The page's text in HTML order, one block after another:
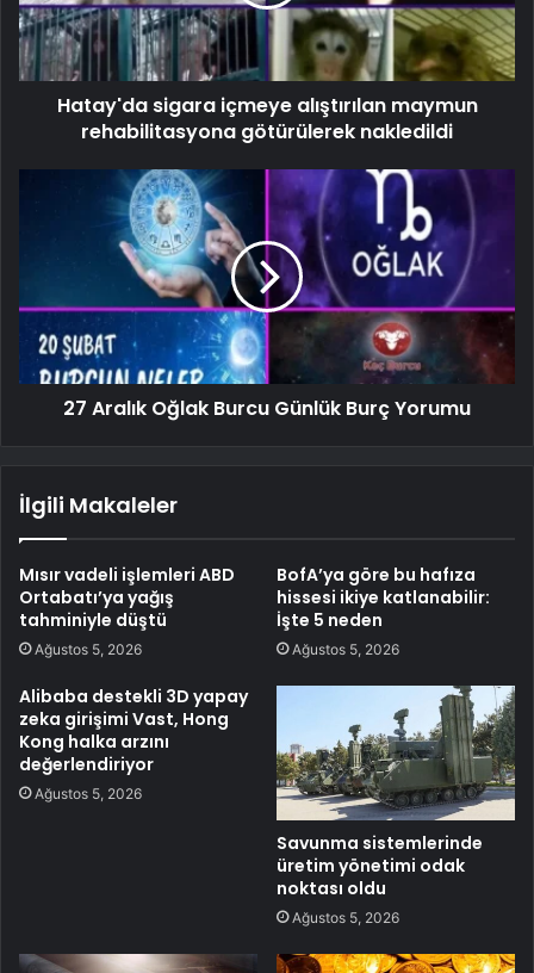
Hatay'da sigara içmeye alıştırılan maymun
rehabilitasyona götürülerek nakledildi
27 Aralık Oğlak Burcu Günlük Burç Yorumu
İlgili Makaleler
Mısır vadeli işlemleri ABD
Ortabatı’ya yağış
tahminiyle düştü
Ağustos 5, 2026
BofA’ya göre bu hafıza
hissesi ikiye katlanabilir:
İşte 5 neden
Ağustos 5, 2026
Alibaba destekli 3D yapay
zeka girişimi Vast, Hong
Kong halka arzını
değerlendiriyor
Ağustos 5, 2026
Savunma sistemlerinde
üretim yönetimi odak
noktası oldu
Ağustos 5, 2026